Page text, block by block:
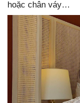
hoặc chân váy…